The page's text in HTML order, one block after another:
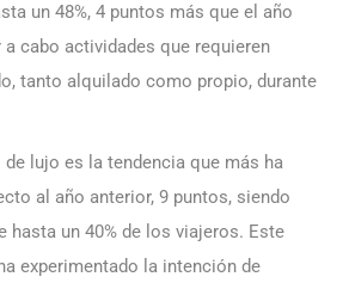
un 48%, 4 puntos más que el año
a cabo actividades que requieren
tanto alquilado como propio, durante
lujo es la tendencia que más ha
al año anterior, 9 puntos, siendo
hasta un 40% de los viajeros. Este
experimentado la intención de